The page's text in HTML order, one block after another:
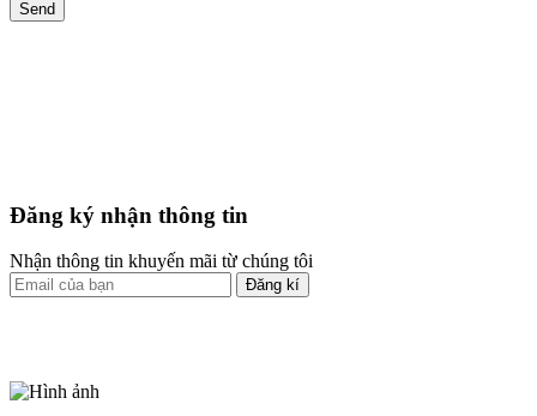
Đăng ký nhận thông tin
Nhận thông tin khuyến mãi từ chúng tôi
Đăng kí